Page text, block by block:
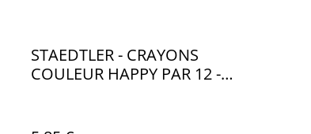
STAEDTLER - CRAYONS
COULEUR HAPPY PAR 12 -